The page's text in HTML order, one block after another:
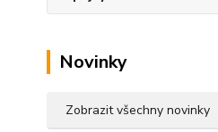
Novinky
Zobrazit všechny novinky